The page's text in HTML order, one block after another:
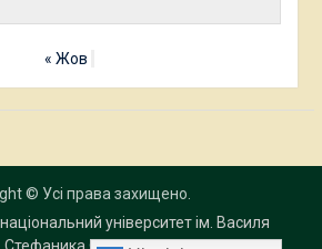
« Жов
© Усі права захищено.
університет ім. Василя